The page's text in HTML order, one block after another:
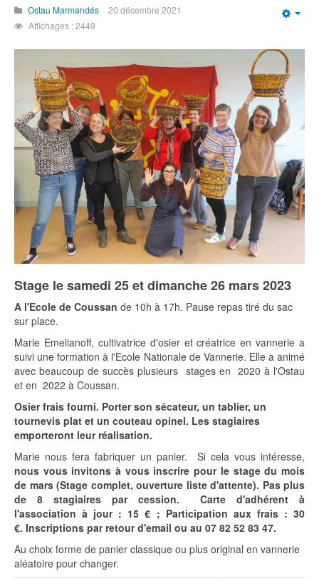
Ostau Marmandés
20 décembre 2021
Affichages : 2449
Stage le samedi 25 et dimanche 26 mars 2023
A l'Ecole de Coussan de 10h à 17h. Pause repas tiré du sac
sur place.
Marie Emelianoff, cultivatrice d'osier et créatrice en vannerie a
suivi une formation à l'Ecole Nationale de Vannerie. Elle a animé
avec beaucoup de succès plusieurs stages en 2020 à l'Ostau
et en 2022 à Coussan.
Osier frais fourni. Porter son sécateur, un tablier, un
tournevis plat et un couteau opinel. Les stagiaires
emporteront leur réalisation.
Marie nous fera fabriquer un panier. Si cela vous intéresse,
nous vous invitons à vous inscrire pour le stage du mois
de mars (Stage complet, ouverture liste d'attente). Pas plus
de 8 stagiaires par cession.
Carte d'adhérent à
l'association à jour : 15 € ; Participation aux frais : 30
€. Inscriptions par retour d'email ou au 07 82 52 83 47.
Au choix forme de panier classique ou plus original en vannerie
aléatoire pour changer.